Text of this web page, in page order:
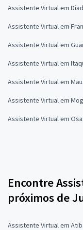
Assistente Virtual em
Assistente Virtual em
Assistente Virtual em
Assistente Virtual em
Assistente Virtual em
Assistente Virtual em
Assistente Virtual em
Encontre
próximos de
Assistente Virtual em